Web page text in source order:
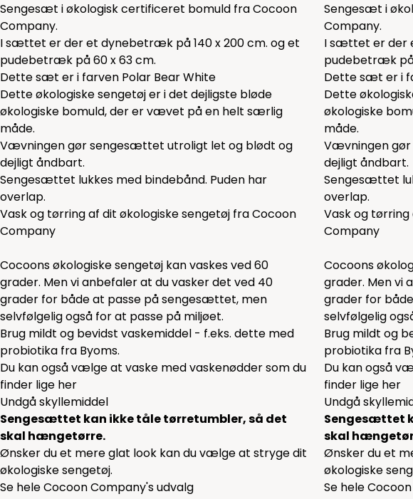
Sengesæt i økologisk certificeret bomuld fra Cocoon
Company.
I sættet er der et dynebetræk på 140 x 200 cm. og et
pudebetræk på 60 x 63 cm.
Dette sæt er i farven Polar Bear White
Dette økologiske sengetøj er i det dejligste bløde
økologiske bomuld, der er vævet på en helt særlig
måde.
Vævningen gør sengesættet utroligt let og blødt og
dejligt åndbart.
Sengesættet lukkes med bindebånd. Puden har
overlap.
Vask og tørring af dit økologiske sengetøj fra Cocoon
Company
Cocoons økologiske sengetøj kan vaskes ved 60
grader. Men vi anbefaler at du vasker det ved 40
grader for både at passe på sengesættet, men
selvfølgelig også for at passe på miljøet.
Brug mildt og bevidst vaskemiddel - f.eks. dette med
probiotika fra Byoms.
Du kan også vælge at vaske med vaskenødder som du
finder lige her
Undgå skyllemiddel
Sengesættet kan ikke tåle tørretumbler, så det
skal hængetørre.
Ønsker du et mere glat look kan du vælge at stryge dit
økologiske sengetøj.
Se heleCocoon Company's udvalg
Sengesæt i
Company.
I sættet er der
pudebetræk på
Dette sæt er i
Dette
økologiske
måde.
Vævningen
dejligt åndbart.
Sengesættet
overlap.
Vask og
Company
Cocoons
grader. Men vi
grader for
selvfølgelig
Brug mildt og
probiotika fra
Du kan også
finder lige her
Undgå
Sengesættet
skal
Ønsker du et
økologiske
Se hele